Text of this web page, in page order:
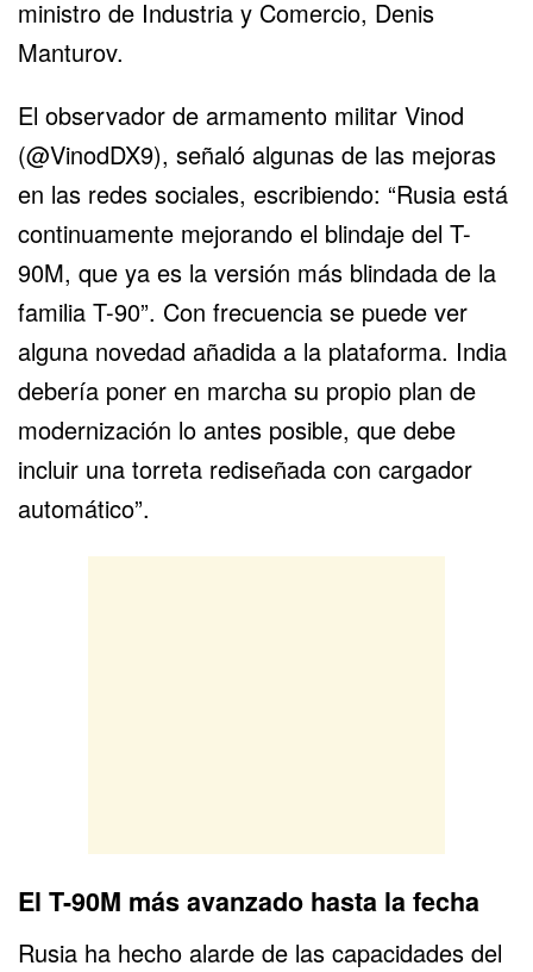
ministro de Industria y Comercio, Denis
Manturov.
El observador de armamento militar Vinod
(@VinodDX9), señaló algunas de las mejoras
en las redes sociales, escribiendo: “Rusia está
continuamente mejorando el blindaje del T-
90M, que ya es la versión más blindada de la
familia T-90”. Con frecuencia se puede ver
alguna novedad añadida a la plataforma. India
debería poner en marcha su propio plan de
modernización lo antes posible, que debe
incluir una torreta rediseñada con cargador
automático”.
El T-90M más avanzado hasta la fecha
Rusia ha hecho alarde de las capacidades del